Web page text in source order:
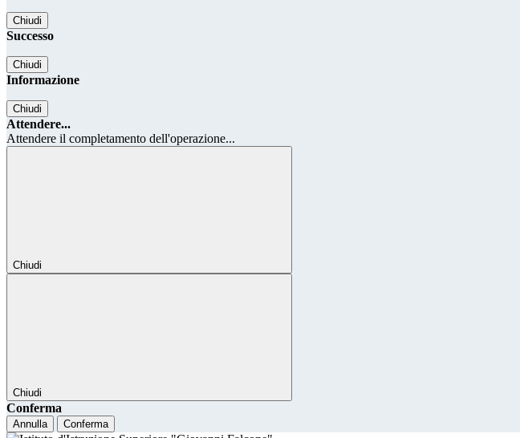
Chiudi
Successo
Chiudi
Informazione
Chiudi
Attendere...
Attendere il completamento dell'operazione...
Chiudi
Chiudi
Conferma
Annulla Conferma